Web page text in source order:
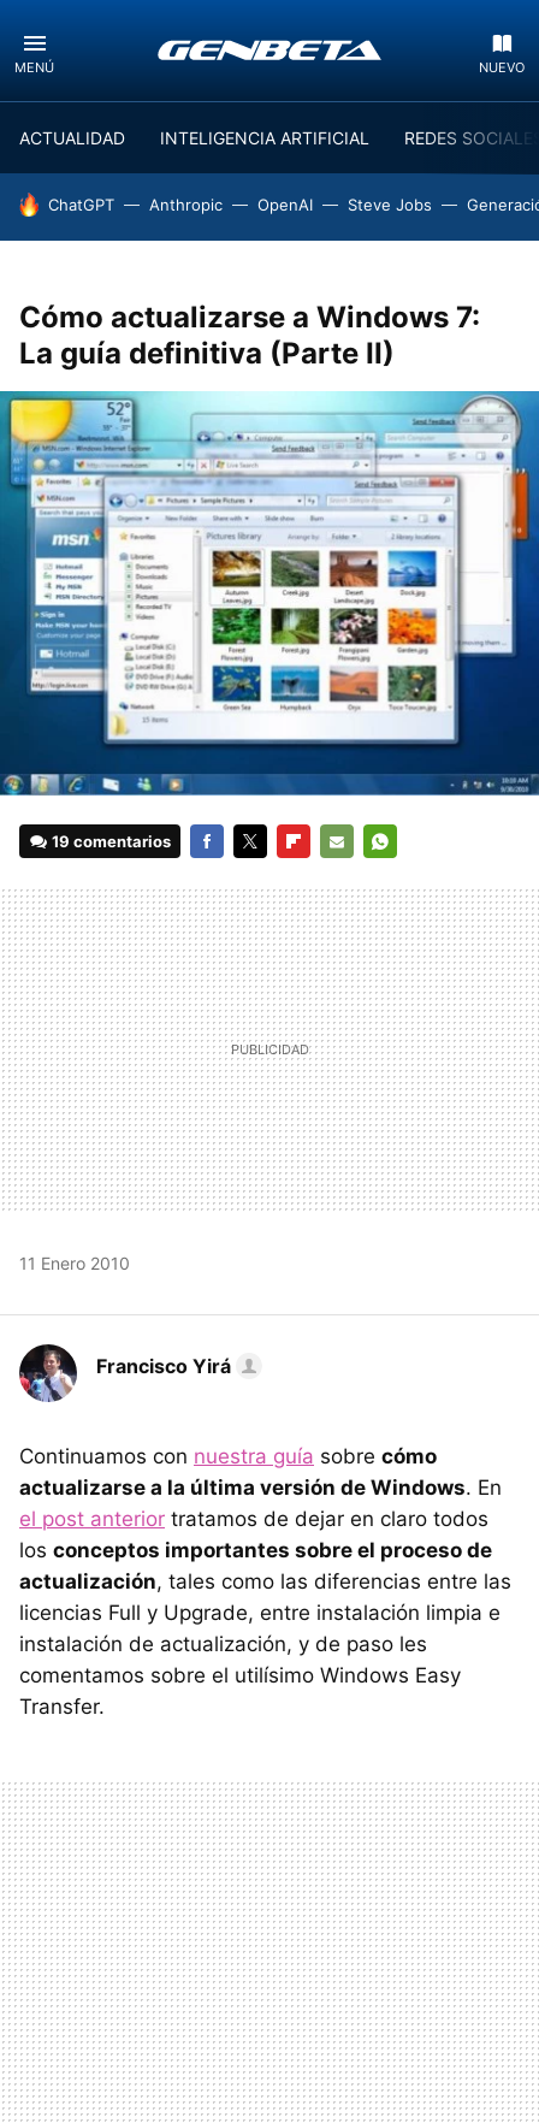
MENÚ NUEVO
ACTUALIDAD INTELIGENCIA ARTIFICIAL REDES
HOY SE HABLA DE
ChatGPT Anthropic OpenAI Steve Jobs
Cómo actualizarse a Windows 7:
La guía definitiva (Parte II)
19 comentarios
MAIL
11 Enero 2010
Francisco Yirá
Continuamos con nuestra guía sobre cómo
actualizarse a la última versión de Windows. En
el post anterior tratamos de dejar en claro todos
los conceptos importantes sobre el proceso de
actualización, tales como las diferencias entre las
licencias Full y Upgrade, entre instalación limpia e
instalación de actualización, y de paso les
comentamos sobre el utilísimo Windows Easy
Transfer.